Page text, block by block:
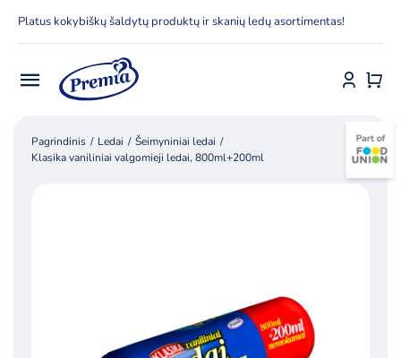
Platus kokybiškų šaldytų produktų ir skanių ledų asortimentas!
Toggle
Navigation
Pradžia
Pagrindinis Ledai
Šeimyniniai ledai
Klasika vaniliniai valgomieji ledai, 800ml+200ml